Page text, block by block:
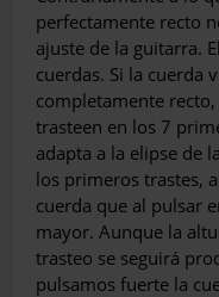
perfectamente recto
ajuste de la guitarra.
cuerdas. Si la cuerda
completamente
trasteen en los 7
adapta a la elipse de
los primeros trastes,
cuerda que al pulsar
mayor. Aunque la
trasteo se seguirá
pulsamos fuerte la